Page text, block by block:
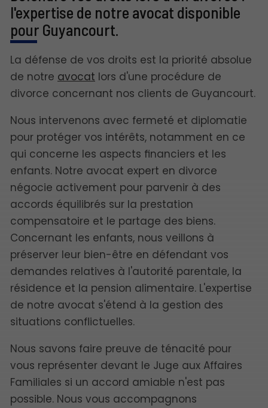
l'expertise de notre avocat disponible
pour Guyancourt.
La défense de vos droits est la priorité absolue
de notre avocat lors d'une procédure de
divorce concernant nos clients de Guyancourt.
Nous intervenons avec fermeté et diplomatie
pour protéger vos intérêts, notamment en ce
qui concerne les aspects financiers et les
enfants. Notre avocat expert en divorce
négocie activement pour parvenir à des
accords équilibrés sur la prestation
compensatoire et le partage des biens.
Concernant les enfants, nous veillons à
préserver leur bien-être en défendant vos
demandes relatives à l'autorité parentale, la
résidence et la pension alimentaire. L'expertise
de notre avocat s'étend à la gestion des
situations conflictuelles.
Nous savons faire preuve de ténacité pour
vous représenter devant le Juge aux Affaires
Familiales si un accord amiable n'est pas
possible. Nous vous accompagnons